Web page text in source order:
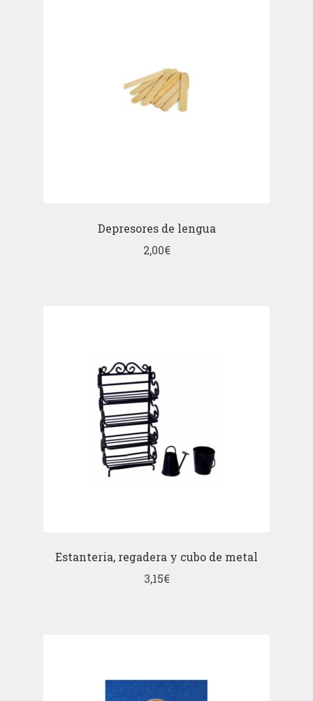
Depresores de lengua
2,00€
Estanteria, regadera y cubo de metal
3,15€